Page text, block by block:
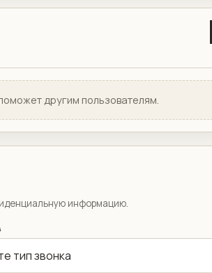
другим пользователям.
информацию.